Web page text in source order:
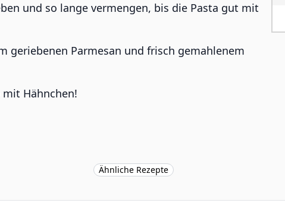
und so lange vermengen, bis die Pasta gut mit
geriebenen Parmesan und frisch gemahlenem
Hähnchen!
Ähnliche Rezepte